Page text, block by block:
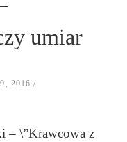
umiar
2016
– \”Krawcowa z